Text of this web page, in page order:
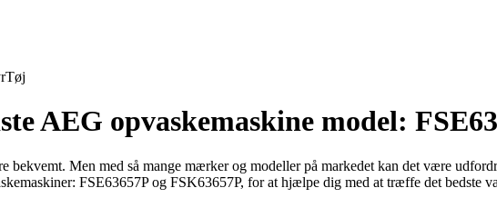
Tøj
AEG opvaskemaskine model:
bekvemt. Men med så mange mærker og modeller på markedet kan det være
FSE63657P og FSK63657P, for at hjælpe dig med at træffe det bedste